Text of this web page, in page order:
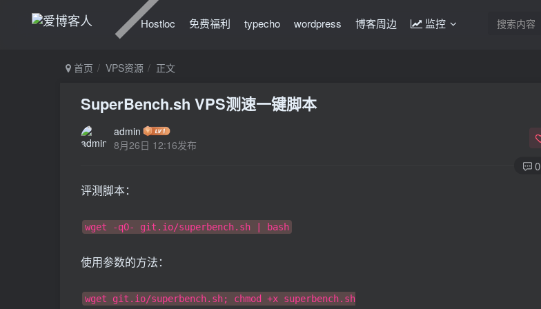
Hostloc 免费福利 typecho wordpress 博客周边 监控
首页 VPS资源 正文
SuperBench.sh VPS测速一键脚本
admin
8月26日 12:16发布
0
评测脚本：
wget -qO- git.io/superbench.sh | bash
使用参数的方法：
wget git.io/superbench.sh; chmod +x superbench.sh